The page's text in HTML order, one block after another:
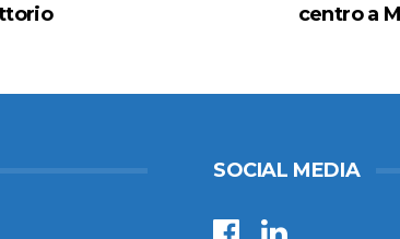
centro a
SOCIAL MEDIA